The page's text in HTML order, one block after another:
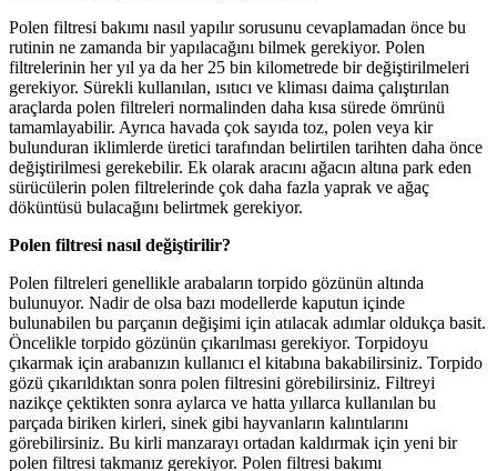
Polen filtresi bakımı nasıl yapılır sorusunu cevaplamadan önce bu
rutinin ne zamanda bir yapılacağını bilmek gerekiyor. Polen
filtrelerinin her yıl ya da her 25 bin kilometrede bir değiştirilmeleri
gerekiyor. Sürekli kullanılan, ısıtıcı ve kliması daima çalıştırılan
araçlarda polen filtreleri normalinden daha kısa sürede ömrünü
tamamlayabilir. Ayrıca havada çok sayıda toz, polen veya kir
bulunduran iklimlerde üretici tarafından belirtilen tarihten daha önce
değiştirilmesi gerekebilir. Ek olarak aracını ağacın altına park eden
sürücülerin polen filtrelerinde çok daha fazla yaprak ve ağaç
döküntüsü bulacağını belirtmek gerekiyor.
Polen filtresi nasıl değiştirilir?
Polen filtreleri genellikle arabaların torpido gözünün altında
bulunuyor. Nadir de olsa bazı modellerde kaputun içinde
bulunabilen bu parçanın değişimi için atılacak adımlar oldukça basit.
Öncelikle torpido gözünün çıkarılması gerekiyor. Torpidoyu
çıkarmak için arabanızın kullanıcı el kitabına bakabilirsiniz. Torpido
gözü çıkarıldıktan sonra polen filtresini görebilirsiniz. Filtreyi
nazikçe çektikten sonra aylarca ve hatta yıllarca kullanılan bu
parçada biriken kirleri, sinek gibi hayvanların kalıntılarını
görebilirsiniz. Bu kirli manzarayı ortadan kaldırmak için yeni bir
polen filtresi takmanız gerekiyor. Polen filtresi bakımı